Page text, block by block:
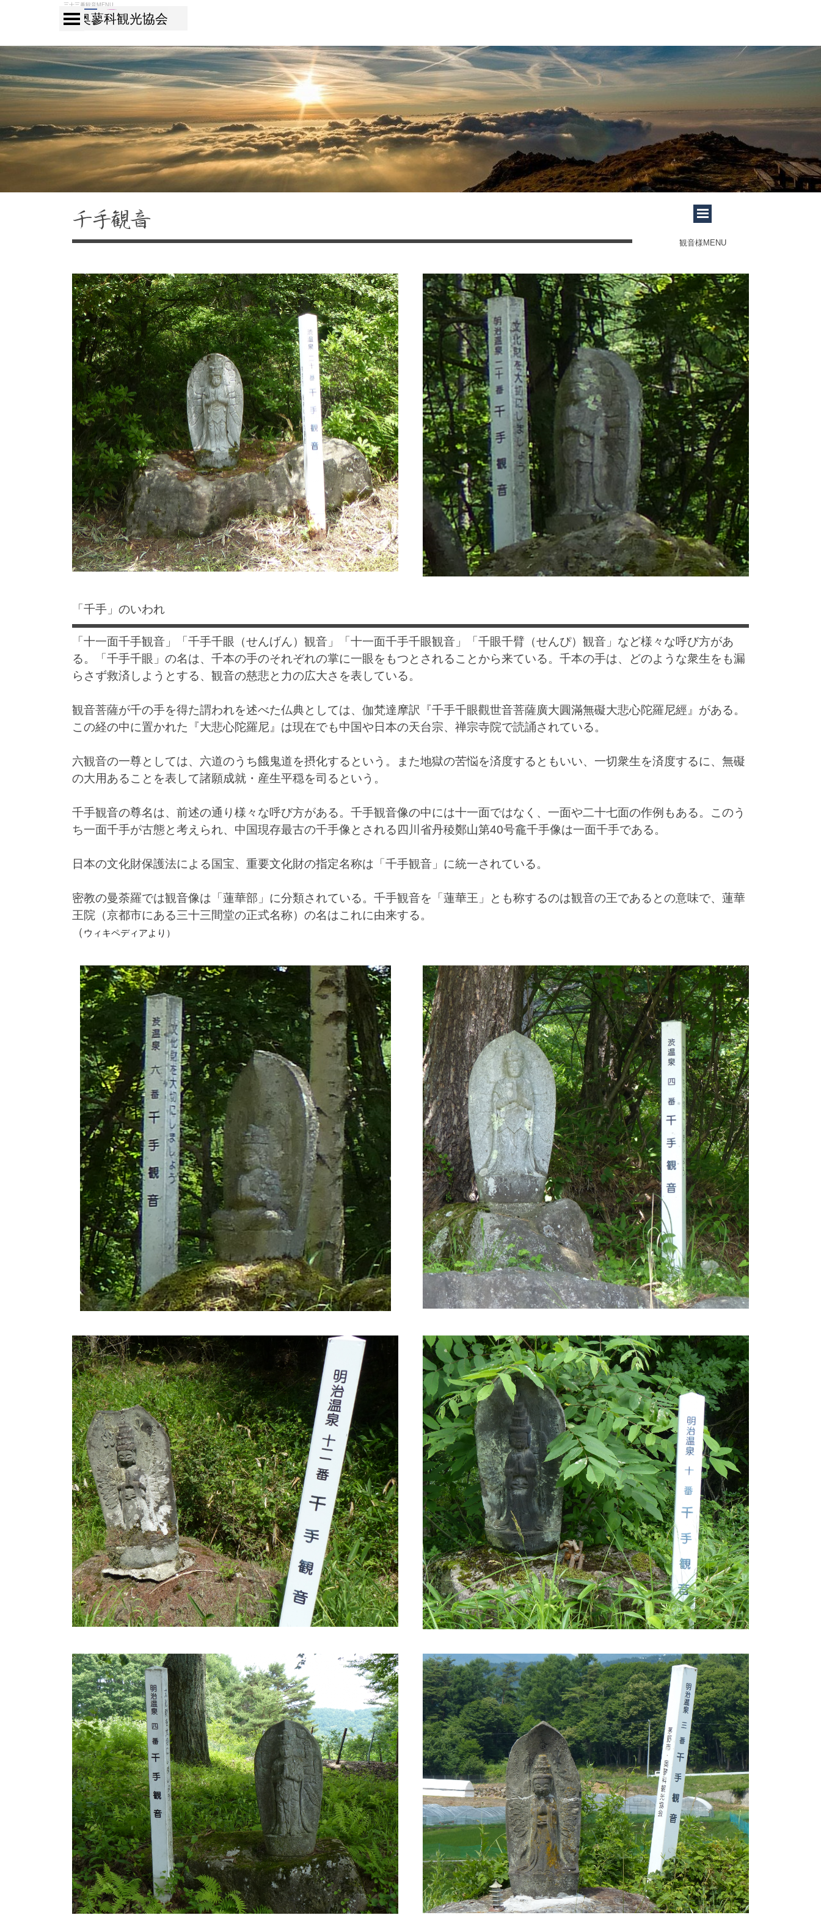
コンテンツに移動します
奥蓼科観光協会
メニューをスキップ
三十三番観音MENU
千手観音
観音様MENU
「千手」のいわれ
「十一面千手観音」「千手千眼（せんげん）観音」「十一面千手千眼観音」「千眼千臂（せんぴ）観音」など様々な呼び方があ
る。「千手千眼」の名は、千本の手のそれぞれの掌に一眼をもつとされることから来ている。千本の手は、どのような衆生をも漏
らさず救済しようとする、観音の慈悲と力の広大さを表している。
観音菩薩が千の手を得た謂われを述べた仏典としては、伽梵達摩訳『千手千眼觀世音菩薩廣大圓滿無礙大悲心陀羅尼經』がある。
この経の中に置かれた『大悲心陀羅尼』は現在でも中国や日本の天台宗、禅宗寺院で読誦されている。
六観音の一尊としては、六道のうち餓鬼道を摂化するという。また地獄の苦悩を済度するともいい、一切衆生を済度するに、無礙
の大用あることを表して諸願成就・産生平穏を司るという。
千手観音の尊名は、前述の通り様々な呼び方がある。千手観音像の中には十一面ではなく、一面や二十七面の作例もある。このう
ち一面千手が古態と考えられ、中国現存最古の千手像とされる四川省丹稜鄭山第40号龕千手像は一面千手である。
日本の文化財保護法による国宝、重要文化財の指定名称は「千手観音」に統一されている。
密教の曼荼羅では観音像は「蓮華部」に分類されている。千手観音を「蓮華王」とも称するのは観音の王であるとの意味で、蓮華
王院（京都市にある三十三間堂の正式名称）の名はこれに由来する。
（ ウィキペディアより）